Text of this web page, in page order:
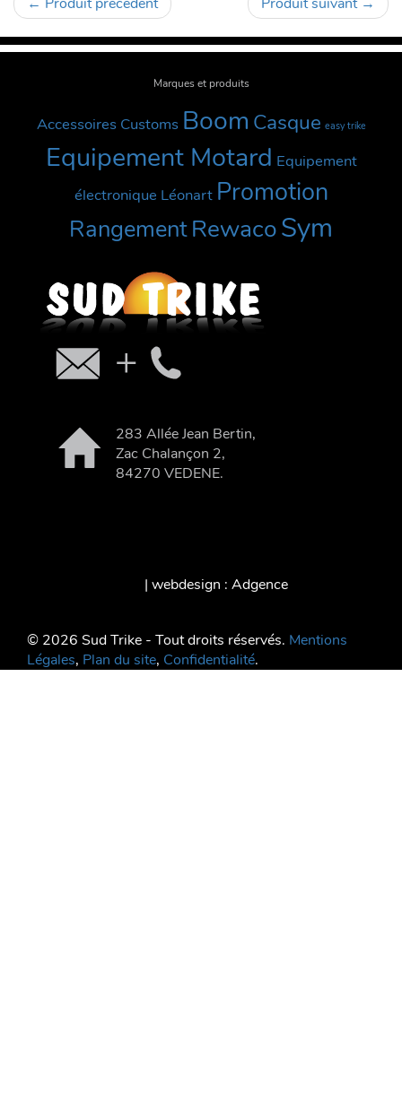
Produit suivant →
← Produit précédent
Marques et produits
Accessoires Customs Boom Casque easy trike
Equipement Motard Equipement
électronique Léonart Promotion
RangementRewacoSym
283 Allée Jean Bertin,
Zac Chalançon 2,
84270 VEDENE.
| webdesign : Adgence
© 2026 Sud Trike - Tout droits réservés. Mentions
Légales,Plan du site,Confidentialité.